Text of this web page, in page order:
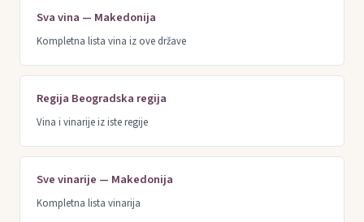
Sva vina — Makedonija
Kompletna lista vina iz ove države
Regija Beogradska regija
Vina i vinarije iz iste regije
Sve vinarije — Makedonija
Kompletna lista vinarija